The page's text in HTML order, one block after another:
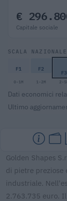
€
Capitale sociale
SCALA
F1 F2 F3
0-1M 1-2M 2-
Dati economici
Ultimo
Golden Shapes
di pietre preziose
industriale.
2.763.735 euro.